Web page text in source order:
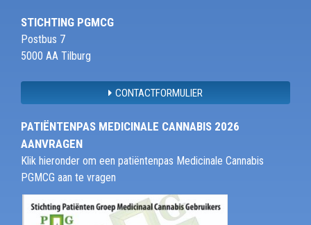
STICHTING PGMCG
Postbus 7
5000 AA Tilburg
CONTACTFORMULIER
PATIËNTENPAS MEDICINALE CANNABIS 2026
AANVRAGEN
Klik hieronder om een patiëntenpas Medicinale Cannabis
PGMCG aan te vragen